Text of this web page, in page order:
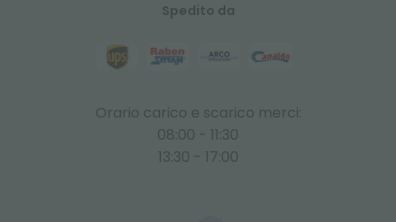
Spedito da
Orario carico e scarico merci:
08:00 - 11:30
13:30 - 17:00